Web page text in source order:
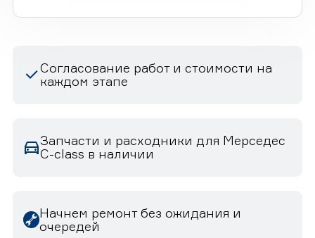
Согласование работ и стоимости на
каждом этапе
Запчасти и расходники для Мерседес
C-class в наличии
Начнем ремонт без ожидания и
очередей